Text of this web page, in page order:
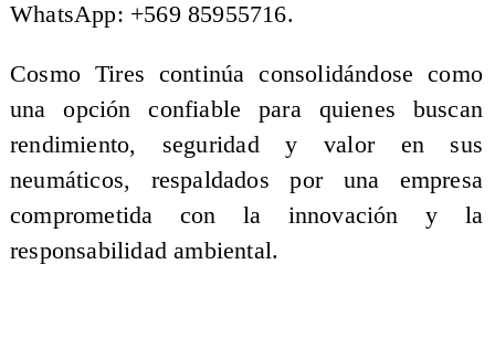
WhatsApp: +569 85955716.​
Cosmo Tires continúa consolidándose como
una opción confiable para quienes buscan
rendimiento, seguridad y valor en sus
neumáticos, respaldados por una empresa
comprometida con la innovación y la
responsabilidad ambiental.